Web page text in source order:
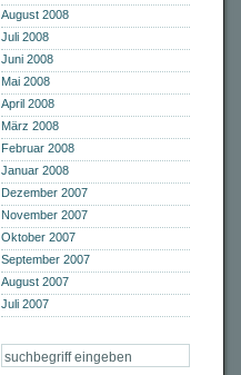
August 2008
Juli 2008
Juni 2008
Mai 2008
April 2008
März 2008
Februar 2008
Januar 2008
Dezember 2007
November 2007
Oktober 2007
September 2007
August 2007
Juli 2007